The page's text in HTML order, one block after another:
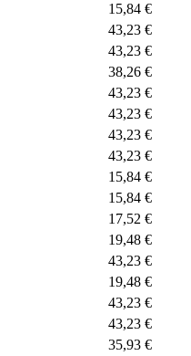
15,84 €
43,23 €
43,23 €
38,26 €
43,23 €
43,23 €
43,23 €
43,23 €
15,84 €
15,84 €
17,52 €
19,48 €
43,23 €
19,48 €
43,23 €
43,23 €
35,93 €